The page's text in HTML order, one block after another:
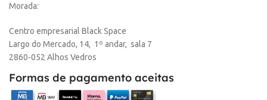
Morada:
Centro empresarial Black Space
Largo do Mercado, 14, 1º andar, sala 7
2860-052 Alhos Vedros
Formas de pagamento aceitas